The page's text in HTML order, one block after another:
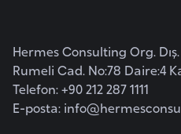
Hermes Consulting Org.
Rumeli Cad. No:78 Daire:4
Telefon: +90 212 287 1111
E-posta:
o
n